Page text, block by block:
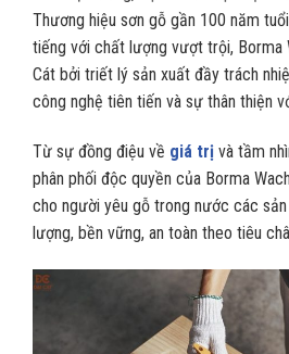
Thương hiệu sơn gỗ gần 100 năm
tiếng với chất lượng vượt trội, Borma
Cát bởi triết lý sản xuất đầy trách
công nghệ tiên tiến và sự thân thiện
Từ sự đồng điệu về giá trị và tầm
phân phối độc quyền của Borma
cho người yêu gỗ trong nước các
lượng, bền vững, an toàn theo tiêu